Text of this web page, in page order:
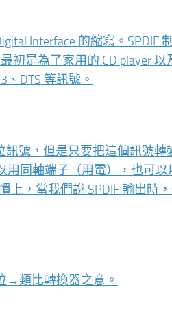
Interface 的縮寫。SPDIF
初是為了家用的 CD player 以
DTS 等訊號。
訊號，但是只要把這個訊號
用同軸端子（用電），也可
，當我們說 SPDIF 輸出時
→類比轉換器之意。